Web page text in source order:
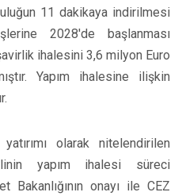
11 dakikaya indirilmesi
2028'de başlanması
ihalesini 3,6 milyon Euro
Yapım ihalesine ilişkin
olarak nitelendirilen
yapım ihalesi süreci
Bakanlığının onayı ile CEZ